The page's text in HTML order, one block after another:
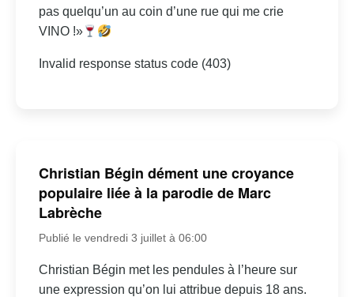
pas quelqu’un au coin d’une rue qui me crie
VINO !»
Invalid response status code (403)
Christian Bégin dément une croyance
populaire liée à la parodie de Marc
Labrèche
Publié le vendredi 3 juillet à 06:00
Christian Bégin met les pendules à l’heure sur
une expression qu’on lui attribue depuis 18 ans.